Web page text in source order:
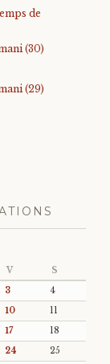
de
(30)
(29)
V S
3
4
10
11
17
18
24
25